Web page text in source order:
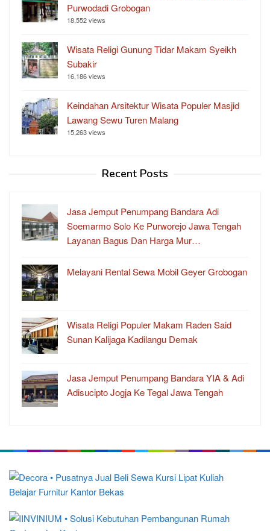
Purwodadi Grobogan
18,552 views
Wisata Religi Gunung Tidar Makam Syeikh
Subakir
16,186 views
Keindahan Arsitektur Wisata Populer Masjid
Lawang Sewu Turen Malang
15,263 views
Recent Posts
Jasa Jemput Penumpang Bandara Adi
Soemarmo Solo Ke Purworejo Jawa Tengah
Layanan Bagus Dan Harga Mur…
Melayani Rental Sewa Mobil Geyer Grobogan
Wisata Religi Populer Makam Raden Said
Sunan Kalijaga Kadilangu Demak
Jasa Jemput Penumpang Bandara YIA & Adi
Adisucipto Jogja Ke Tegal Jawa Tengah